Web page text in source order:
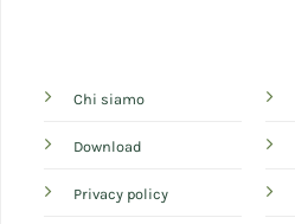
Chi siamo
Download
Privacy policy